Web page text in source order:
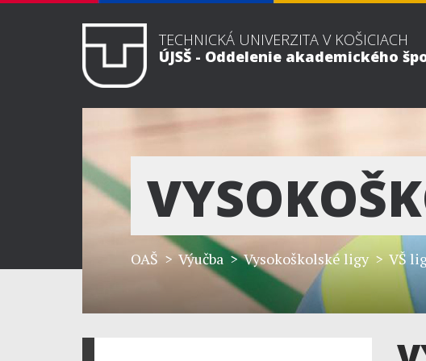
TECHNICKÁ UNIVERZITA V KOŠICIACH
ÚJSŠ - Oddelenie akademického
OAŠ > Výučba >Vysokoškolské ligy> VŠ